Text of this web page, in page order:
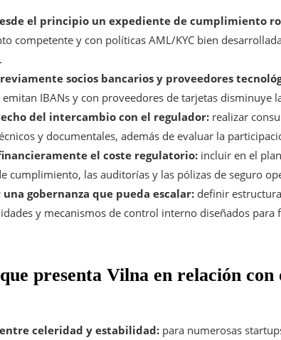
el principio un expediente de cumplimiento
competente y con políticas AML/KYC bien
socios bancarios y proveedores
emitan IBANs y con proveedores de tarjetas disminuye
del intercambio con el regulador: realizar
y documentales, además de evaluar la
el coste regulatorio: incluir en el
cumplimiento, las auditorías y las pólizas de seguro
gobernanza que pueda escalar: definir
y mecanismos de control interno diseñados para
presenta Vilna en relación
celeridad y estabilidad: para numerosas